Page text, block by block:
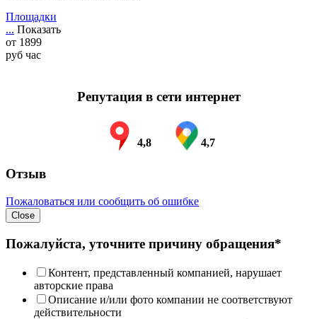
Площадки
... Показать
от 1899
руб час
Репутация в сети интернет
4,8 4,7
Отзыв
Пожаловаться или сообщить об ошибке
Close
Пожалуйста, уточните причину обращения*
Контент, представленный компанией, нарушает
авторские права
Описание и/или фото компании не соответствуют
действительности